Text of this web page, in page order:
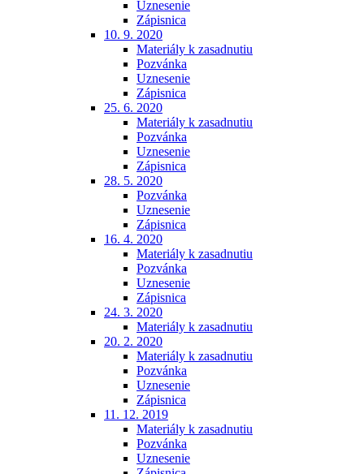
Uznesenie
Zápisnica
10. 9. 2020
Materiály k zasadnutiu
Pozvánka
Uznesenie
Zápisnica
25. 6. 2020
Materiály k zasadnutiu
Pozvánka
Uznesenie
Zápisnica
28. 5. 2020
Pozvánka
Uznesenie
Zápisnica
16. 4. 2020
Materiály k zasadnutiu
Pozvánka
Uznesenie
Zápisnica
24. 3. 2020
Materiály k zasadnutiu
20. 2. 2020
Materiály k zasadnutiu
Pozvánka
Uznesenie
Zápisnica
11. 12. 2019
Materiály k zasadnutiu
Pozvánka
Uznesenie